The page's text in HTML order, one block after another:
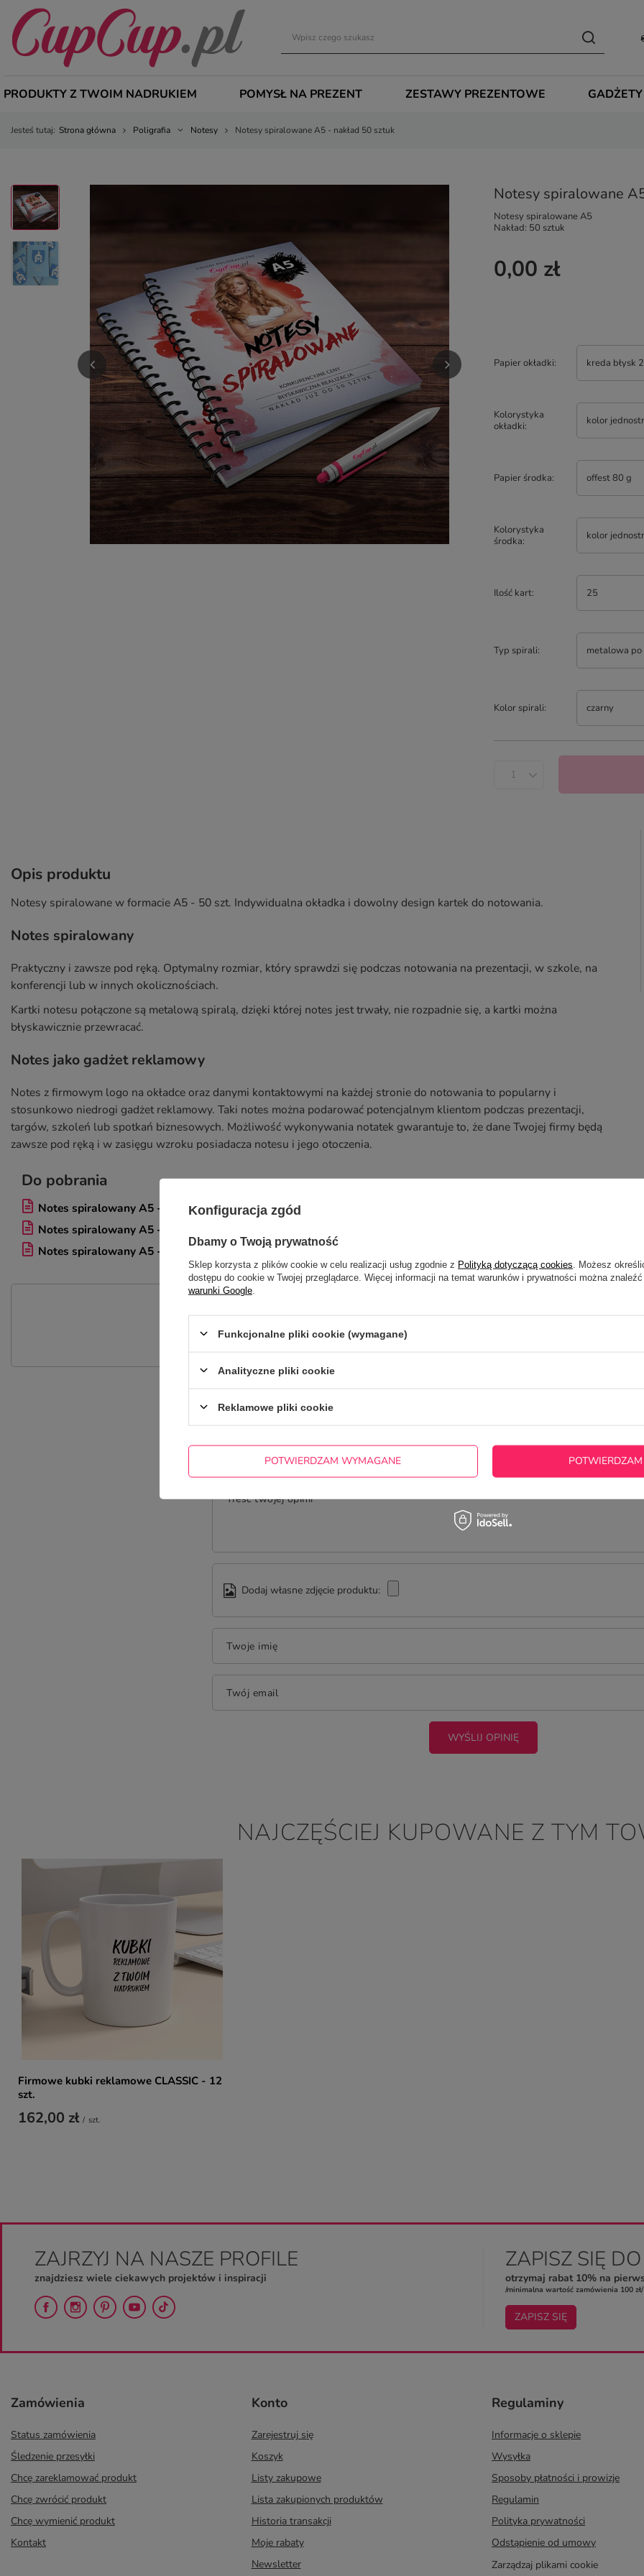
PRODUKTY Z TWOIM NADRUKIEM POMYSŁ NA PREZENT ZESTAWY PREZENTOWE
Jesteś tutaj: Strona główna Poligrafia Notesy Notesy spiralowane A5 - nakład 50 sztuk
Notesy spiralowane
Notesy spiralowane A5
Nakład: 50 sztuk
Papier okładki kreda błysk
Kolorystyka
okładki
kolor
Papier środka offest 80 g
Kolorystyka
środka
kolor
Ilość kart 25
Typ spirali metalowa
Kolor spirali czarny
0,00 zł
Opis produktu
Notesy spiralowane w formacie A5 - 50 szt. Indywidualna okładka i dowolny design kartek do notowania.
Notes spiralowany
Praktyczny i zawsze pod ręką. Optymalny rozmiar, który sprawdzi się podczas notowania na prezentacji, w szkole, na
konferencji lub w innych okolicznościach.
Kartki notesu połączone są metalową spiralą, dzięki której notes jest trwały, nie rozpadnie się, a kartki można
błyskawicznie przewracać.
Notes jako gadżet reklamowy
Notes z firmowym logo na okładce oraz danymi kontaktowymi na każdej stronie do notowania to popularny i
stosunkowo niedrogi gadżet reklamowy. Taki notes można podarować potencjalnym klientom podczas prezentacji,
targów, szkoleń lub spotkań biznesowych. Możliwość wykonywania notatek gwarantuje to, że dane Twojej firmy będą
zawsze pod ręką i w zasięgu wzroku posiadacza notesu i jego otoczenia.
Do pobrania
Notes spiralowany A5 - okładka przód - spirala długi bok
Notes spiralowany A5 - okładka tył - spirala długi bok
Notes spiralowany A5 -
Notes spiralowany A5 - środek - spirala krótki bok
Zadaj pytanie a my odpowiemy niezwłocznie, najciekawsze pytania i odpowiedzi publikując dla
5/5
Treść twojej opinii
Dodaj własne zdjęcie produktu:
Twoje imię
Twój email
WYŚLIJ OPINIĘ
NAJCZĘŚCIEJ KUPOWANE Z TYM
Firmowe kubki reklamowe CLASSIC - 12
szt.
162,00 zł / szt.
ZAJRZYJ NA NASZE PROFILE
znajdziesz wiele ciekawych projektów i inspiracji
ZAPISZ SIĘ
otrzymaj rabat 10% na
/minimalna wartość zamówienia 100 zł/
ZAPISZ SIĘ
Zamówienia
Status zamówienia
Śledzenie przesyłki
Chcę zareklamować produkt
Chcę zwrócić produkt
Chcę wymienić produkt
Kontakt
Konto
Zarejestruj się
Koszyk
Listy zakupowe
Lista zakupionych produktów
Historia transakcji
Moje rabaty
Newsletter
Regulaminy
Informacje o sklepie
Wysyłka
Sposoby płatności i prowizje
Regulamin
Polityka prywatności
Odstąpienie od umowy
Zarządzaj plikami cookie
Konfiguracja zgód
Dbamy o Twoją prywatność
Sklep korzysta z plików cookie w celu realizacji usług zgodnie z Polityką dotyczącą cookies . Możesz
dostępu do cookie w Twojej przeglądarce. Więcej informacji na temat warunków i prywatności można
warunki Google
Funkcjonalne pliki cookie (wymagane)
Analityczne pliki cookie
Reklamowe pliki cookie
POTWIERDZAM WYMAGANE